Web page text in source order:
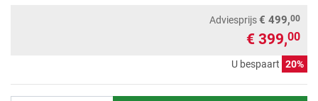
Adviesprijs€ 499,00
€ 399,00
U bespaart 20%